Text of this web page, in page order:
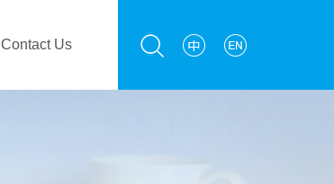
Contact Us